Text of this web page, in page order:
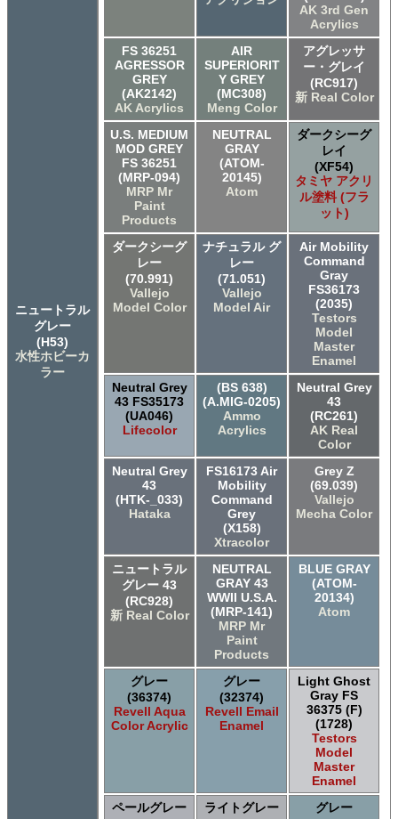
ニュートラル
グレー
(H53)
水性ホビーカ
ラー
AK 3rd Gen
Acrylics
FS 36251
AGRESSOR
GREY
(AK2142)
AK Acrylics
AIR
SUPERIORIT
Y GREY
(MC308)
Meng Color
アグレッサ
ー・グレイ
(RC917)
新 Real Color
U.S. MEDIUM
MOD GREY
FS 36251
(MRP-094)
MRP Mr
Paint
Products
NEUTRAL
GRAY
(ATOM-
20145)
Atom
ダークシーグ
レイ
(XF54)
タミヤ アクリ
ル塗料 (フラ
ット)
ダークシーグ
レー
(70.991)
Vallejo
Model Color
ナチュラル グ
レー
(71.051)
Vallejo
Model Air
Air Mobility
Command
Gray
FS36173
(2035)
Testors
Model
Master
Enamel
Neutral Grey
43 FS35173
(UA046)
Lifecolor
(BS 638)
(A.MIG-0205)
Ammo
Acrylics
Neutral Grey
43
(RC261)
AK Real
Color
Neutral Grey
43
(HTK-_033)
Hataka
FS16173 Air
Mobility
Command
Grey
(X158)
Xtracolor
Grey Z
(69.039)
Vallejo
Mecha Color
ニュートラル
グレー 43
(RC928)
新 Real Color
NEUTRAL
GRAY 43
WWII U.S.A.
(MRP-141)
MRP Mr
Paint
Products
BLUE GRAY
(ATOM-
20134)
Atom
グレー
(36374)
Revell Aqua
Color Acrylic
グレー
(32374)
Revell Email
Enamel
Light Ghost
Gray FS
36375 (F)
(1728)
Testors
Model
Master
Enamel
ペールグレー
ライトグレー
グレー